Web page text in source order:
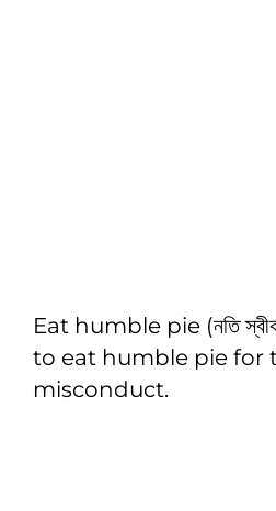
Eat humble pie (নতি
to eat humble pie for
misconduct.